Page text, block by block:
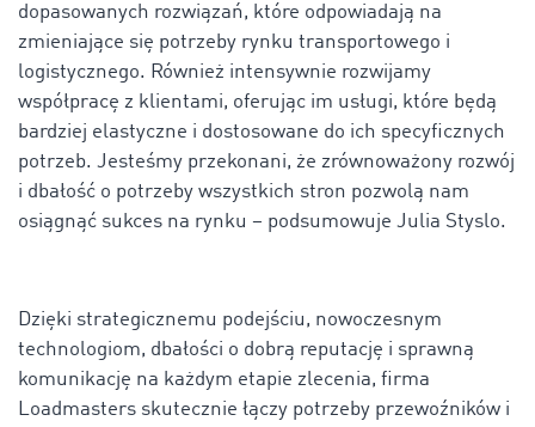
dopasowanych rozwiązań, które odpowiadają na
zmieniające się potrzeby rynku transportowego i
logistycznego. Również intensywnie rozwijamy
współpracę z klientami, oferując im usługi, które będą
bardziej elastyczne i dostosowane do ich specyficznych
potrzeb. Jesteśmy przekonani, że zrównoważony rozwój
i dbałość o potrzeby wszystkich stron pozwolą nam
osiągnąć sukces na rynku – podsumowuje Julia Styslo.
Dzięki strategicznemu podejściu, nowoczesnym
technologiom, dbałości o dobrą reputację i sprawną
komunikację na każdym etapie zlecenia, firma
Loadmasters skutecznie łączy potrzeby przewoźników i